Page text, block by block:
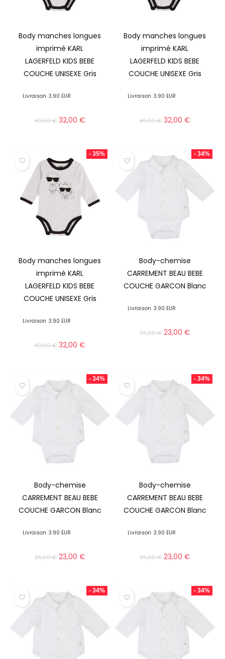
Body manches longues
imprimé KARL
LAGERFELD KIDS BEBE
COUCHE UNISEXE Gris
Livraison 3.90 EUR
49,00€ 32,00€
Body manches longues
imprimé KARL
LAGERFELD KIDS BEBE
COUCHE UNISEXE Gris
Livraison 3.90 EUR
49,00€ 32,00€
- 35%
Body manches longues
imprimé KARL
LAGERFELD KIDS BEBE
COUCHE UNISEXE Gris
Livraison 3.90 EUR
49,00€ 32,00€
- 34%
Body-chemise
CARREMENT BEAU BEBE
COUCHE GARCON Blanc
Livraison 3.90 EUR
35,00€ 23,00 €
- 34%
Body-chemise
CARREMENT BEAU BEBE
COUCHE GARCON Blanc
Livraison 3.90 EUR
35,00€ 23,00 €
- 34%
Body-chemise
CARREMENT BEAU BEBE
COUCHE GARCON Blanc
Livraison 3.90 EUR
35,00€ 23,00 €
- 34% - 34%